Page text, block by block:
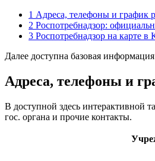
1 Адреса, телефоны и график
2 Роспотребнадзор:
3 Роспотребнадзор на карте в
Далее доступна базовая
Адреса, телефоны и
В доступной здесь интерактивной
гос. органа и прочие контакты.